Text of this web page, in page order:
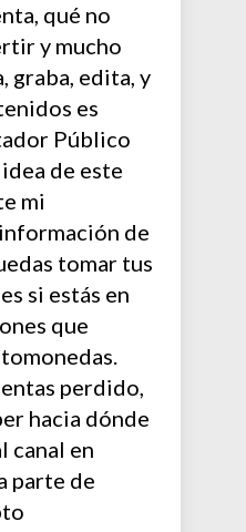
qué no
y mucho
graba, edita, y
es
Público
de este
mi
de
tomar tus
si estás en
que
perdido,
hacia dónde
canal en
parte de